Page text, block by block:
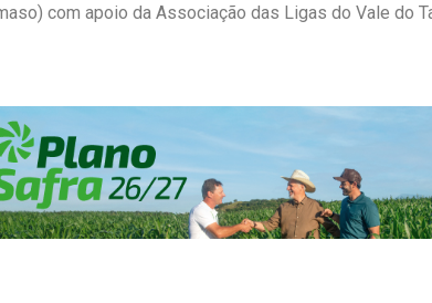
com apoio da Associação das Ligas do Vale do